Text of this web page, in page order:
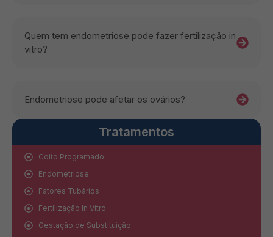
Quem tem endometriose pode fazer fertilização in
vitro?
Endometriose pode afetar os ovários?
Tratamentos
Coito Programado
Endometriose
Fatores Tubários
Fertilização In Vitro
Gestação de Substituição